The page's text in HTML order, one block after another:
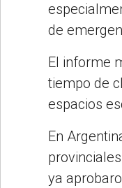
de
El informe
tiempo de
espacios
En
ya